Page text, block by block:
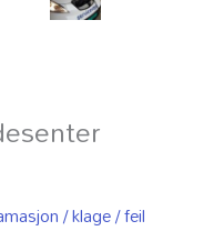
/ klage / feil